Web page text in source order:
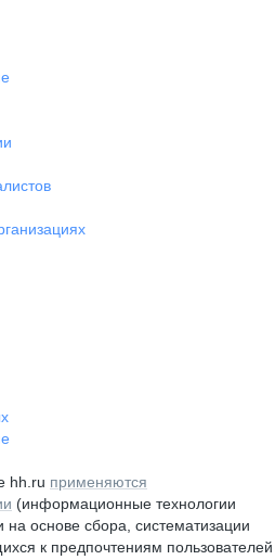
hh.ru применяются
(информационные технологии
основе сбора, систематизации
к предпочтениям пользователей